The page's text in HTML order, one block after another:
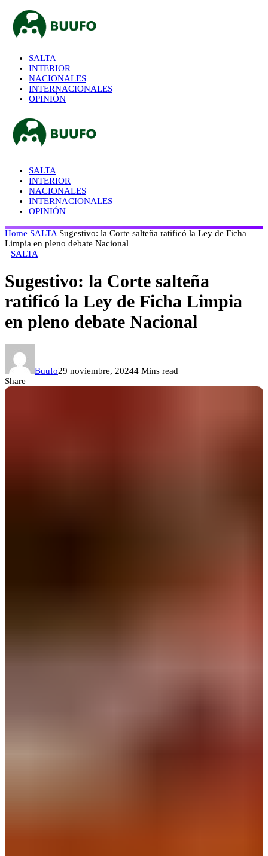
SALTA
INTERIOR
NACIONALES
INTERNACIONALES
OPINIÓN
SALTA
INTERIOR
NACIONALES
INTERNACIONALES
OPINIÓN
Home SALTA Sugestivo: la Corte salteña ratificó la Ley de Ficha
Limpia en pleno debate Nacional
SALTA
Sugestivo: la Corte salteña
ratificó la Ley de Ficha Limpia
en pleno debate Nacional
Buufo29 noviembre, 20244 Mins read
Share